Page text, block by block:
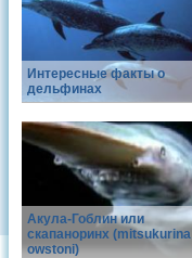
Интересные факты о
дельфинах
Акула-Гоблин или
скапаноринх (mitsukurina
owstoni)